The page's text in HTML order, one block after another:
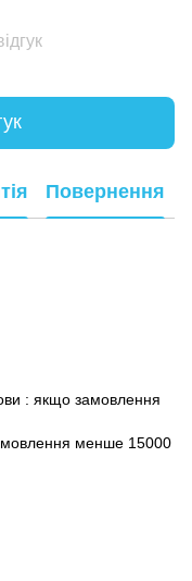
Повернення
: якщо замовлення
менше 15000